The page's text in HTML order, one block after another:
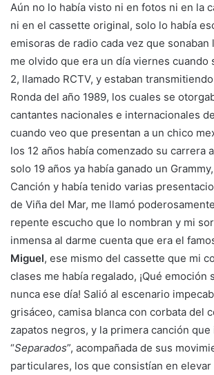
Aún no lo había visto ni en fotos ni en la
ni en el cassette original, solo lo había
emisoras de radio cada vez que sonaban
me olvido que era un día viernes cuando
2, llamado RCTV, y estaban
Ronda del año 1989, los cuales se
cantantes nacionales e internacionales
cuando veo que presentan a un chico
los 12 años había comenzado su carrera
solo 19 años ya había ganado un
Canción y había tenido varias
de Viña del Mar, me llamó
repente escucho que lo nombran y mi
inmensa al darme cuenta que era el
Miguel, ese mismo del cassette que mi
clases me había regalado, ¡Qué emoción
nunca ese día! Salió al escenario
grisáceo, camisa blanca con corbata del
zapatos negros, y la primera canción
“Separados”, acompañada de sus
particulares, los que consistían en elevar